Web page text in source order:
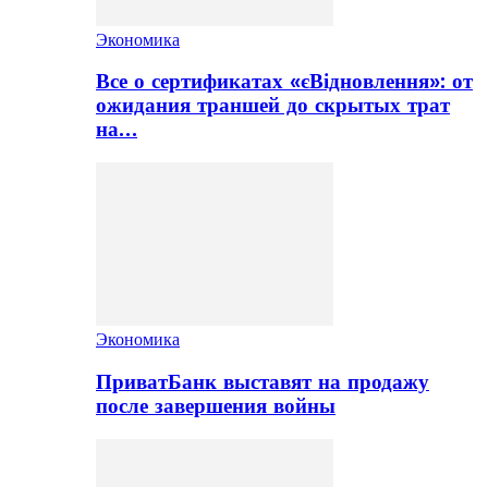
Экономика
Все о сертификатах «єВідновлення»: от
ожидания траншей до скрытых трат
на…
Экономика
ПриватБанк выставят на продажу
после завершения войны